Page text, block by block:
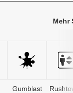
Mehr
Gumblast